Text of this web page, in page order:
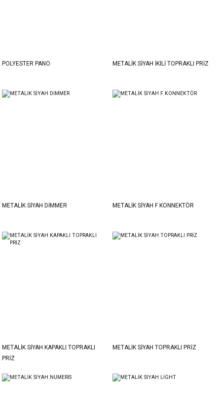
POLYESTER PANO METALİK SİYAH İKİLİ TOPRAKLI PRİZ
METALİK SİYAH DİMMER METALİK SİYAH F KONNEKTÖR
METALİK SİYAH KAPAKLI TOPRAKLI
PRİZ
METALİK SİYAH TOPRAKLI PRİZ